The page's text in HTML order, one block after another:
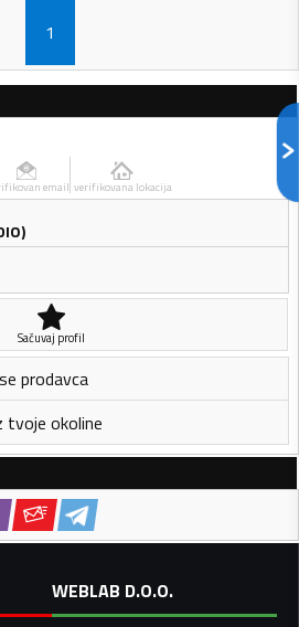
1
email verifikovana lokacija
Sačuvaj profil
prodavca
tvoje okoline
WEBLAB D.O.O.